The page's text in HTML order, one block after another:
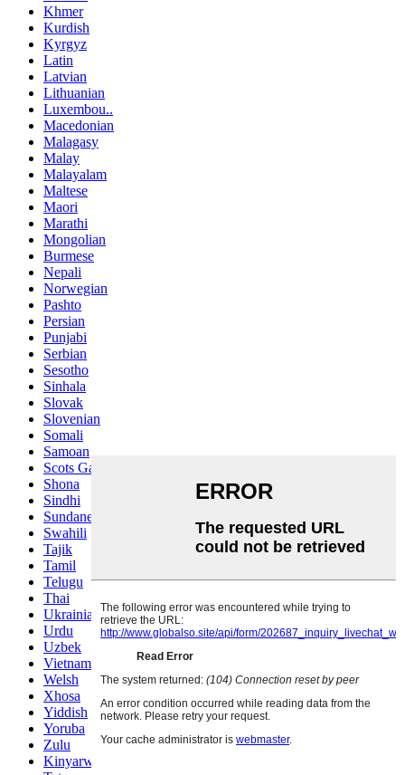
Khmer
Kurdish
Kyrgyz
Latin
Latvian
Lithuanian
Luxembou..
Macedonian
Malagasy
Malay
Malayalam
Maltese
Maori
Marathi
Mongolian
Burmese
Nepali
Norwegian
Pashto
Persian
Punjabi
Serbian
Sesotho
Sinhala
Slovak
Slovenian
Somali
Samoan
Scots Gaelic
Shona
Sindhi
Sundanese
Swahili
Tajik
Tamil
Telugu
Thai
Ukrainian
Urdu
Uzbek
Vietnamese
Welsh
Xhosa
Yiddish
Yoruba
Zulu
Kinyarwanda